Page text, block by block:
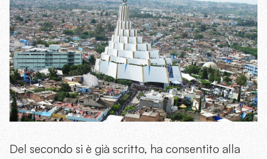
Del secondo si è già scritto, ha consentito alla